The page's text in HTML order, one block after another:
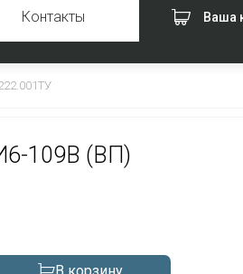
Контакты Ваша
109В (ВП)